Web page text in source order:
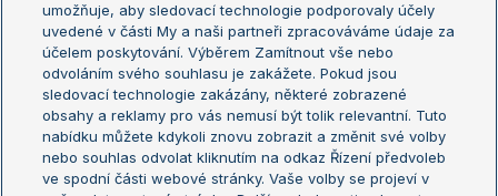
Sázkařský žebříček
Wimbledon
US Open
Turnaj mistrů
Turnaj mistryň
Aktualní trendy
Fotbalové přestupy
umožňuje, aby sledovací technologie podporovaly účely
uvedené v části My a naši partneři zpracováváme údaje za
účelem poskytování. Výběrem Zamítnout vše nebo
odvoláním svého souhlasu je zakážete. Pokud jsou
sledovací technologie zakázány, některé zobrazené
obsahy a reklamy pro vás nemusí být tolik relevantní. Tuto
nabídku můžete kdykoli znovu zobrazit a změnit své volby
nebo souhlas odvolat kliknutím na odkaz Řízení předvoleb
ve spodní části webové stránky. Vaše volby se projeví v